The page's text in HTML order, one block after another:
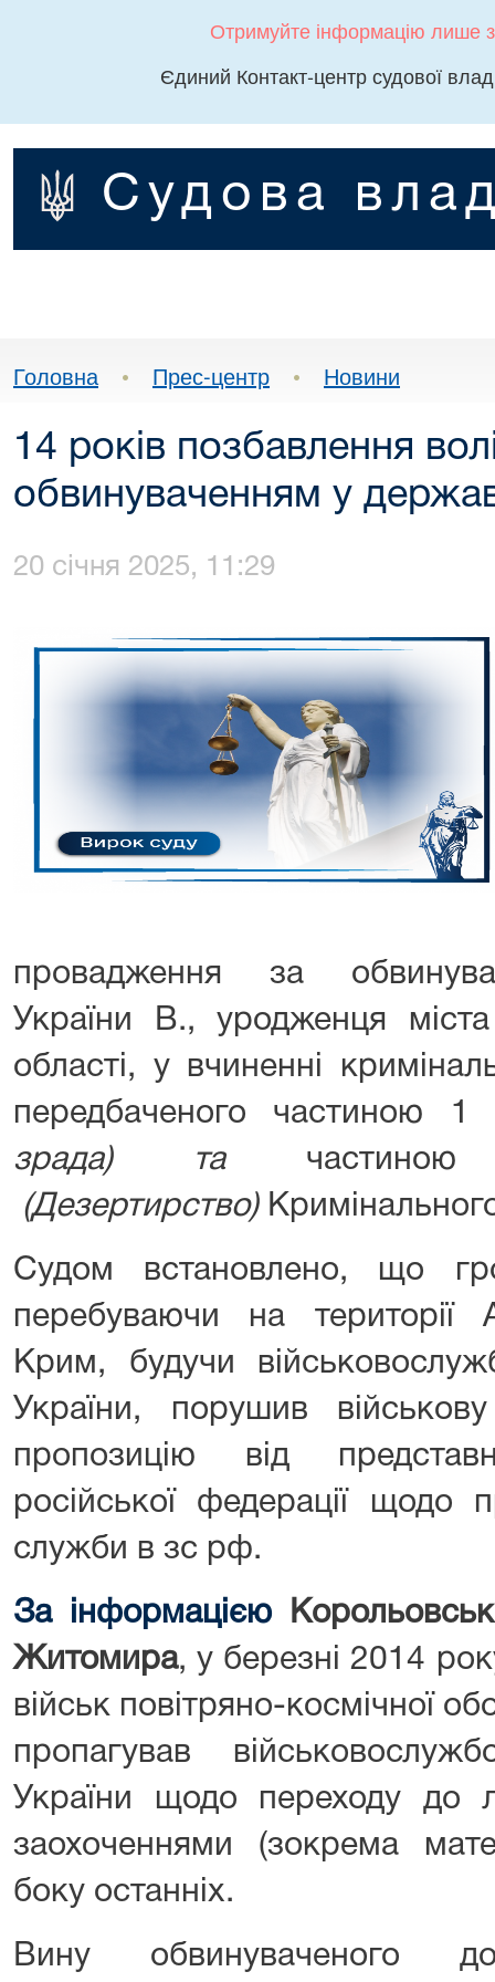
Отримуйте інформацію лише
Єдиний Контакт-центр судової
Судова
Головна • Прес-центр • Новини
14 років позбавлення
обвинуваченням у
20 січня 2025, 11:29
провадження за
України В., уродженця
області, у вчиненні
передбаченого частиною
зрада) та
(Дезертирство)
Судом встановлено, що
перебуваючи на території
Крим, будучи
України, порушив
пропозицію від
російської федерації щодо
служби в зс рф.
За інформацією
Житомира, у березні 2014
військ повітряно-космічної
пропагував
України щодо переходу до
заохоченнями (зокрема
боку останніх.
Вину обвинуваченого